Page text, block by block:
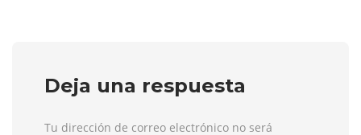
Deja una respuesta
Tu dirección de correo electrónico no será